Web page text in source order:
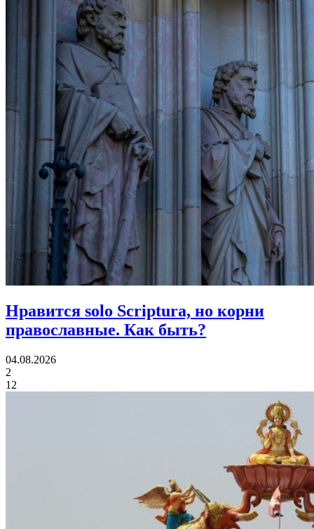
Нравится solo Scriptura, но корни
православные. Как быть?
04.08.2026
2
12